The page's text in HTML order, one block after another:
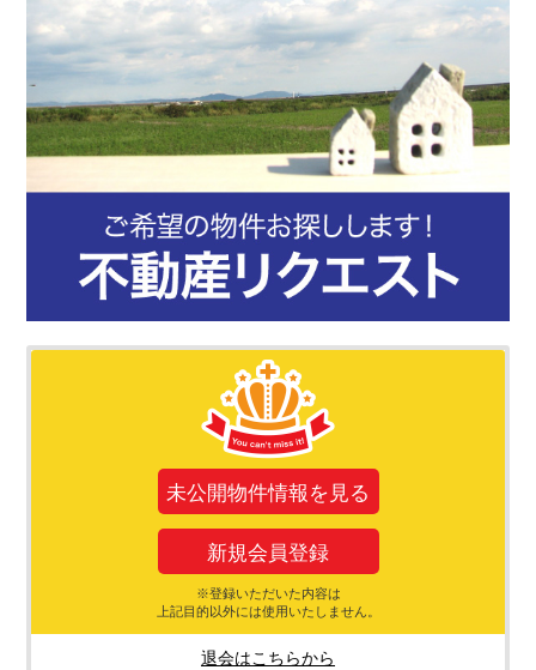
未公開物件情報を見る
新規会員登録
※登録いただいた内容は
上記目的以外には使用いたしません。
退会はこちらから